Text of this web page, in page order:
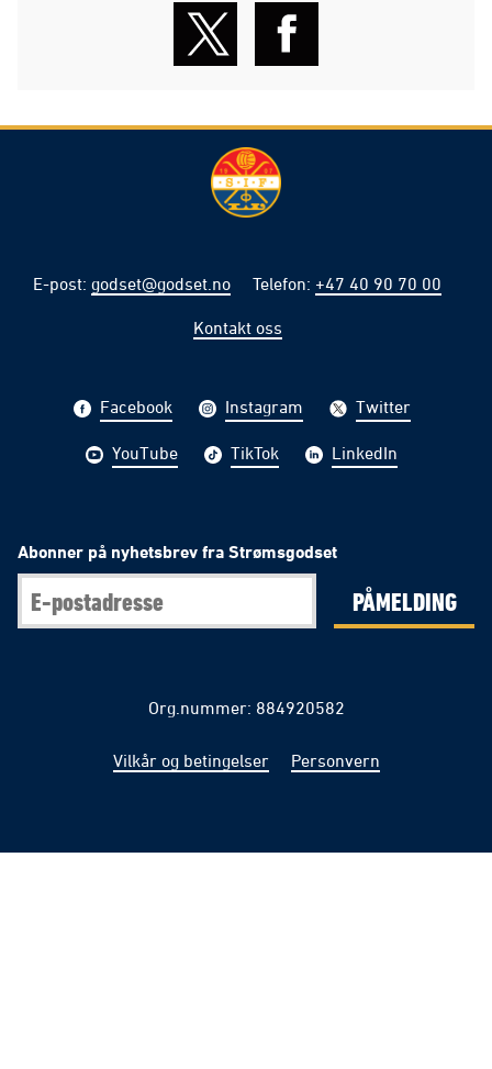
E-post: godset@godset.no Telefon: +47 40 90 70 00
Kontakt oss
Facebook Instagram Twitter
YouTube TikTok LinkedIn
Abonner på nyhetsbrev fra Strømsgodset
PÅMELDING
Org.nummer: 884920582
Vilkår og betingelser Personvern